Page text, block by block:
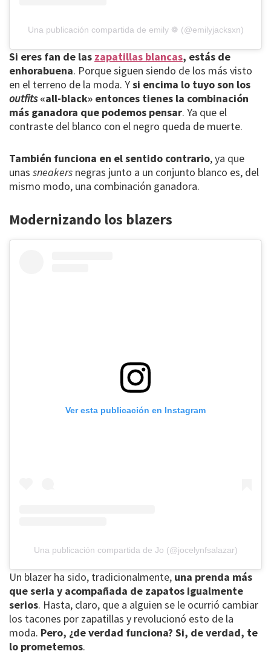
Una publicación compartida de emily ❁ (@emilyjacksxn)
Si eres fan de las zapatillas blancas, estás de
enhorabuena. Porque siguen siendo de los más visto
en el terreno de la moda. Ysi encima lo tuyo son los
outfits«all-black» entonces tienes la combinación
más ganadora que podemos pensar. Ya que el
contraste del blanco con el negro queda de muerte.
También funciona en el sentido contrario, ya que
unas sneakers negras junto a un conjunto blanco es, del
mismo modo, una combinación ganadora.
Modernizando los blazers
Ver esta publicación en Instagram
Una publicación compartida de Jo (@jocelynfsalazar)
Un blazer ha sido, tradicionalmente, una prenda más
que seria y acompañada de zapatos igualmente
serios. Hasta, claro, que a alguien se le ocurrió cambiar
los tacones por zapatillas y revolucionó esto de la
moda. Pero, ¿de verdad funciona? Si, de verdad, te
lo prometemos.